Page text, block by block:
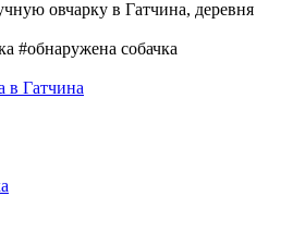
овчарку в Гатчина, деревня
#обнаружена собачка
в Гатчина